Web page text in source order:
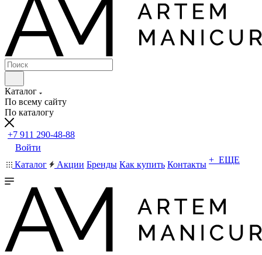
Каталог
По всему сайту
По каталогу
+7 911 290-48-88
Войти
Каталог
Акции Бренды Как купить Контакты + ЕЩЕ